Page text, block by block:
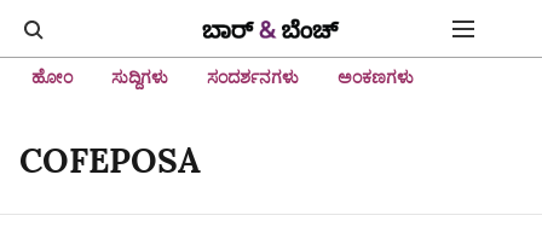
ಹೋಂ ಸುದ್ದಿಗಳು ಸಂದರ್ಶನಗಳು ಅಂಕಣಗಳು
COFEPOSA